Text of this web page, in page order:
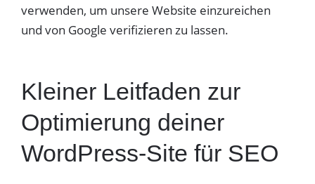
verwenden, um unsere Website einzureichen
und von Google verifizieren zu lassen.
Kleiner Leitfaden zur
Optimierung deiner
WordPress-Site für SEO